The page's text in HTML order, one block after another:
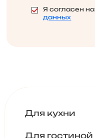
Я согласен
данных
Для кухни
Для гостиной